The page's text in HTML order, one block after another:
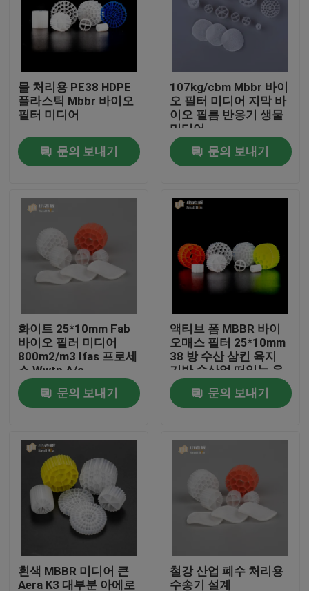
제품
회사 소개
공장 여행
품질 관리
문의하기
블로그
조회를 요청하다
MBBR 필터 미디어
MBBR 전기 매체
물 처리용 PE38 HDPE
플라스틱 Mbbr 바이오
필터 미디어
문의 보내기
107kg/cbm Mbbr 바이
오 필터 미디어 지막 바
이오 필름 반응기 생물
미디어
문의 보내기
화이트 25*10mm Fab
바이오 필러 미디어
800m2/m3 Ifas 프로세
스 Wwtp A/o
문의 보내기
액티브 폼 MBBR 바이
오매스 필터 25*10mm
38 방 수산 삼킨 육지
기반 수산업 떠있는 운
반기
문의 보내기
흰색 MBBR 미디어 큰
Aera K3 대부분 아에로
철강 산업 폐수 처리용
수송기 설계